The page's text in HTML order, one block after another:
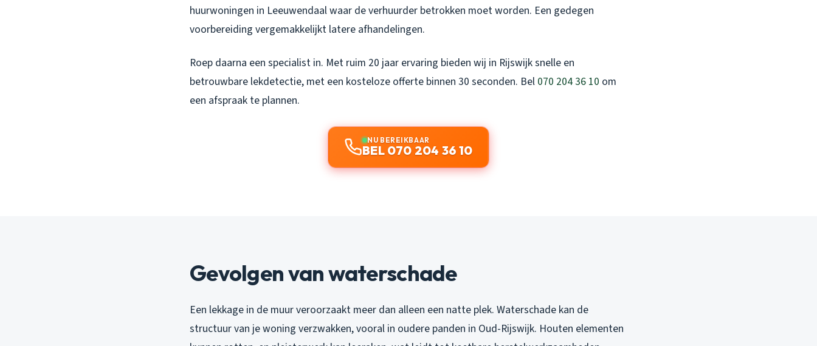
huurwoningen in Leeuwendaal waar de verhuurder betrokken moet worden. Een gedegen
voorbereiding vergemakkelijkt latere afhandelingen.
Roep daarna een specialist in. Met ruim 20 jaar ervaring bieden wij in Rijswijk snelle en
betrouwbare lekdetectie, met een kosteloze offerte binnen 30 seconden. Bel 070 204 36 10 om
een afspraak te plannen.
NU BEREIKBAAR
BEL 070 204 36 10
Gevolgen van waterschade
Een lekkage in de muur veroorzaakt meer dan alleen een natte plek. Waterschade kan de
structuur van je woning verzwakken, vooral in oudere panden in Oud-Rijswijk. Houten elementen